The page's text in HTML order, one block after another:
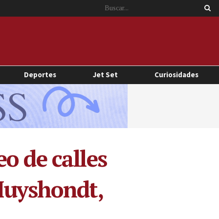
Deportes Jet Set Curiosidades
de calles